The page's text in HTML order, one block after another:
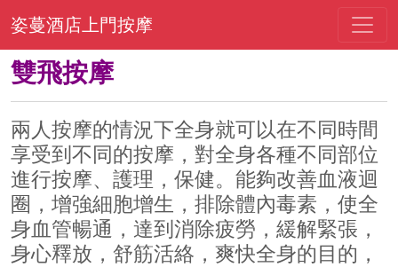
姿蔓酒店上門按摩
雙飛按摩
兩人按摩的情況下全身就可以在不同時間
享受到不同的按摩，對全身各種不同部位
進行按摩、護理，保健。能夠改善血液迴
圈，增強細胞增生，排除體內毒素，使全
身血管暢通，達到消除疲勞，緩解緊張，
身心釋放，舒筋活絡，爽快全身的目的，